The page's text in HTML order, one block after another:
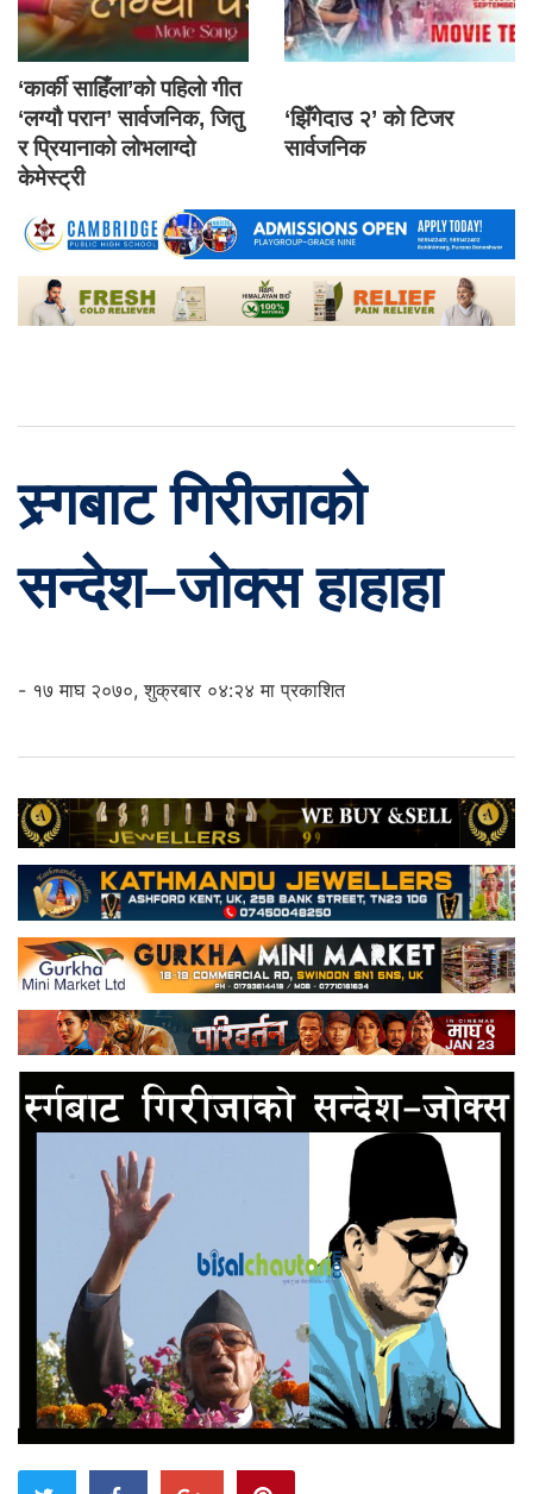
‘कार्की साहिँला’को पहिलो गीत
‘लग्यौ परान’ सार्वजनिक, जितु
र प्रियानाको लोभलाग्दो
केमेस्ट्री
‘झिँगेदाउ २’ को टिजर
सार्वजनिक
स्र्गबाट गिरीजाको
सन्देश–जोक्स हाहाहा
- १७ माघ २०७०, शुक्रबार ०४:२४ मा प्रकाशित